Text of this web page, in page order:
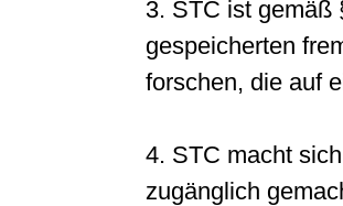
3. STC ist gemäß
gespeicherten
forschen, die auf
4. STC macht
zugänglich